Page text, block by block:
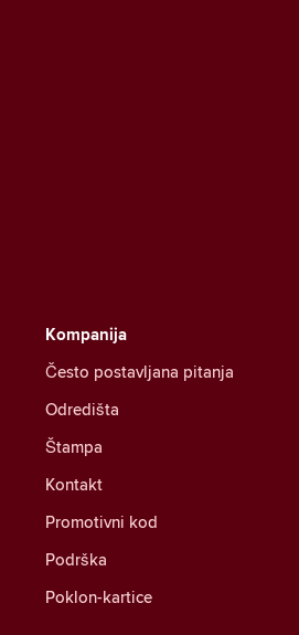
Kompanija
Često postavljana pitanja
Odredišta
Štampa
Kontakt
Promotivni kod
Podrška
Poklon-kartice